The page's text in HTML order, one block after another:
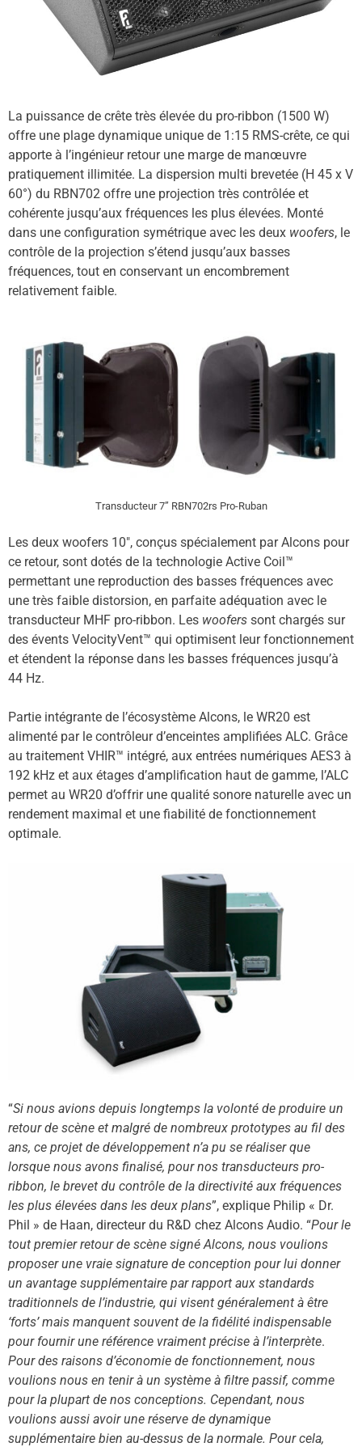
La puissance de crête très élevée du pro-ribbon (1500 W)
offre une plage dynamique unique de 1:15 RMS-crête, ce qui
apporte à l’ingénieur retour une marge de manœuvre
pratiquement illimitée. La dispersion multi brevetée (H 45 x V
60°) du RBN702 offre une projection très contrôlée et
cohérente jusqu’aux fréquences les plus élevées. Monté
dans une configuration symétrique avec les deux woofers, le
contrôle de la projection s’étend jusqu’aux basses
fréquences, tout en conservant un encombrement
relativement faible.
Transducteur 7” RBN702rs Pro-Ruban
Les deux woofers 10″, conçus spécialement par Alcons pour
ce retour, sont dotés de la technologie Active Coil™
permettant une reproduction des basses fréquences avec
une très faible distorsion, en parfaite adéquation avec le
transducteur MHF pro-ribbon. Les woofers sont chargés sur
des évents VelocityVent™ qui optimisent leur fonctionnement
et étendent la réponse dans les basses fréquences jusqu’à
44 Hz.
Partie intégrante de l’écosystème Alcons, le WR20 est
alimenté par le contrôleur d’enceintes amplifiées ALC. Grâce
au traitement VHIR™ intégré, aux entrées numériques AES3 à
192 kHz et aux étages d’amplification haut de gamme, l’ALC
permet au WR20 d’offrir une qualité sonore naturelle avec un
rendement maximal et une fiabilité de fonctionnement
optimale.
“Si nous avions depuis longtemps la volonté de produire un
retour de scène et malgré de nombreux prototypes au fil des
ans, ce projet de développement n’a pu se réaliser que
lorsque nous avons finalisé, pour nos transducteurs pro-
ribbon, le brevet du contrôle de la directivité aux fréquences
les plus élevées dans les deux plans”, explique Philip « Dr.
Phil » de Haan, directeur du R&D chez Alcons Audio. “Pour le
tout premier retour de scène signé Alcons, nous voulions
proposer une vraie signature de conception pour lui donner
un avantage supplémentaire par rapport aux standards
traditionnels de l’industrie, qui visent généralement à être
‘forts’ mais manquent souvent de la fidélité indispensable
pour fournir une référence vraiment précise à l’interprète.
Pour des raisons d’économie de fonctionnement, nous
voulions nous en tenir à un système à filtre passif, comme
pour la plupart de nos conceptions. Cependant, nous
voulions aussi avoir une réserve de dynamique
supplémentaire bien au-dessus de la normale. Pour cela,